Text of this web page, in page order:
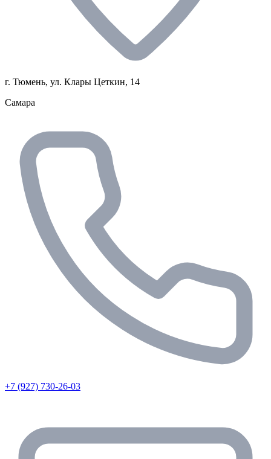
г. Тюмень, ул. Клары Цеткин, 14
Самара
+7 (927) 730-26-03